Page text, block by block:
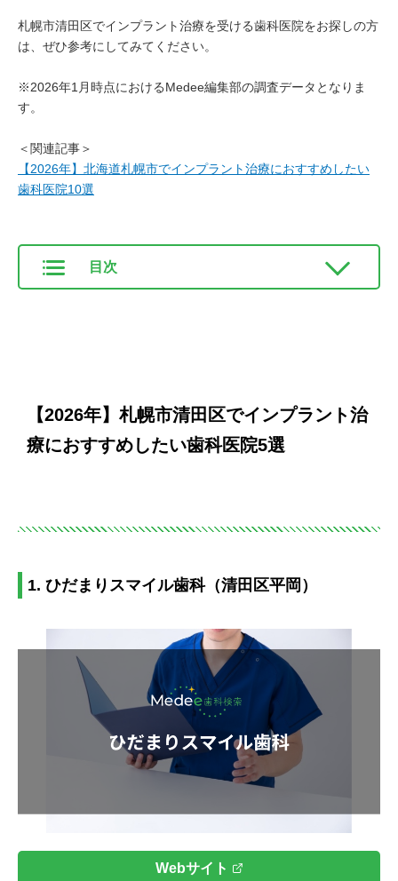
札幌市清田区でインプラント治療を受ける歯科医院をお探しの方
は、ぜひ参考にしてみてください。
※2026年1月時点におけるMedee編集部の調査データとなりま
す。
＜関連記事＞
【2026年】北海道札幌市でインプラント治療におすすめしたい
歯科医院10選
目次
【2026年】札幌市清田区でインプラント治
療におすすめしたい歯科医院5選
1. ひだまりスマイル歯科（清田区平岡）
Webサイト